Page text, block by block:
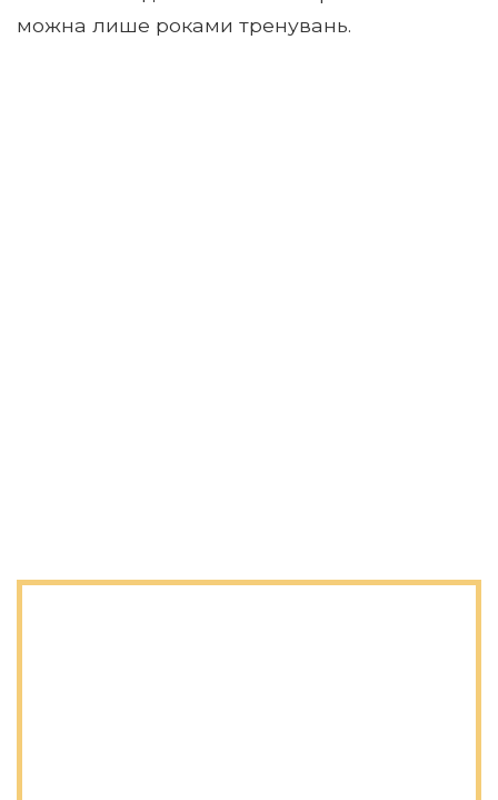
можна лише роками тренувань.